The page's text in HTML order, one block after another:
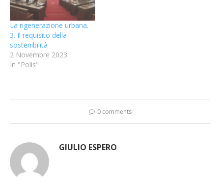
La rigenerazione urbana.
3. Il requisito della
sostenibilità
2 Novembre 2023
In "Polis"
0 comments
GIULIO ESPERO